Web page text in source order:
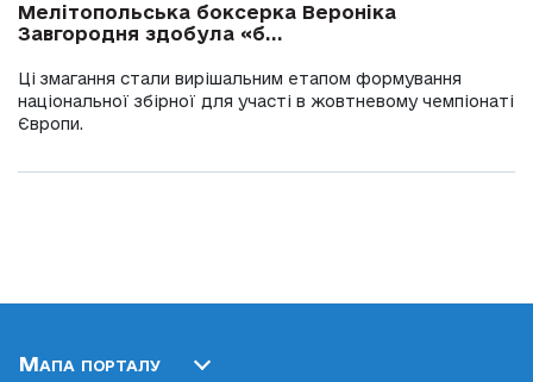
Мелітопольська боксерка Вероніка
Завгородня здобула «б...
Ці змагання стали вирішальним етапом формування
національної збірної для участі в жовтневому чемпіонаті
Європи.
Мапа порталу